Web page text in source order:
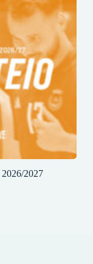
2027